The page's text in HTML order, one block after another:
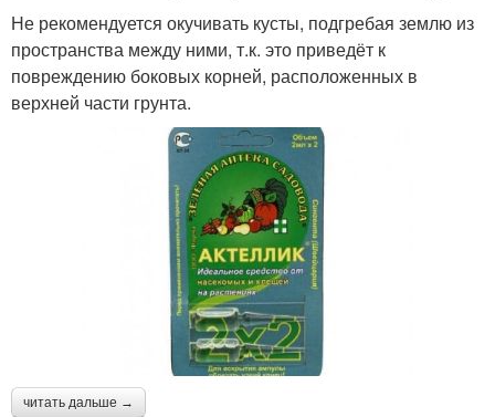
Не рекомендуется окучивать кусты, подгребая землю из
пространства между ними, т.к. это приведёт к
повреждению боковых корней, расположенных в
верхней части грунта.
читать дальше →